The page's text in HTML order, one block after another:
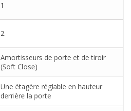
1
2
Amortisseurs de porte et de tiroir
(Soft Close)
Une étagère réglable en hauteur
derrière la porte